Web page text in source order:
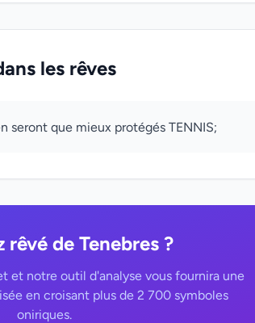
les rêves
seront que mieux protégés TENNIS;
rêvé de Tenebres ?
et notre outil d'analyse vous fournira une
en croisant plus de 2 700 symboles
oniriques.